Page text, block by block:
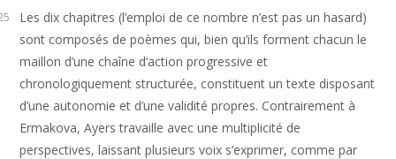
Les dix chapitres (l’emploi de ce nombre n’est pas un hasard)
sont composés de poèmes qui, bien qu’ils forment chacun le
maillon d’une chaîne d’action progressive et
chronologiquement structurée, constituent un texte disposant
d’une autonomie et d’une validité propres. Contrairement à
Ermakova, Ayers travaille avec une multiplicité de
perspectives, laissant plusieurs voix s’exprimer, comme par